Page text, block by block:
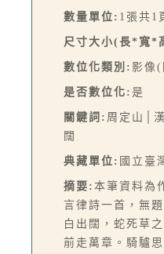
數量單位: 1張共1
尺寸大小(長*寬*
數位化類別: 影像(
是否數位化: 是
關鍵詞: 周定山│
闊
典藏單位: 國立臺
摘要: 本筆資料為
言律詩一首，無
白出闊，蛇死草
前走萬章。騎驢